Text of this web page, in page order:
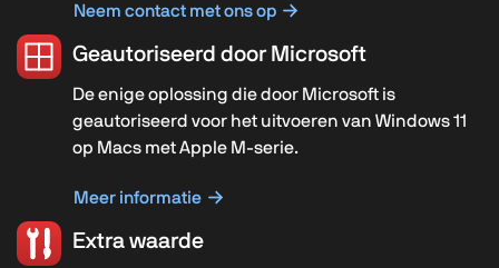
Neem contact met ons op
Geautoriseerd door Microsoft
De enige oplossing die door Microsoft is
geautoriseerd voor het uitvoeren van Windows 11
op Macs met Apple M-serie.
Meer informatie
Extra waarde